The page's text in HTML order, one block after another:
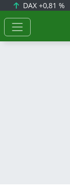
DAX +0,81 %